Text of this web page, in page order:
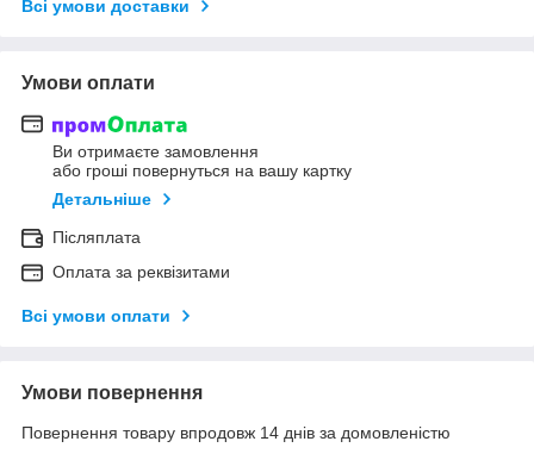
Всі умови доставки
Умови оплати
Ви отримаєте замовлення
або гроші повернуться на вашу картку
Детальніше
Післяплата
Оплата за реквізитами
Всі умови оплати
Умови повернення
Повернення товару впродовж 14 днів за домовленістю